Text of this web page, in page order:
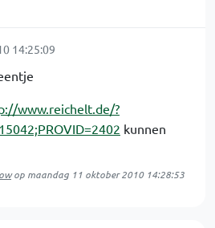
14:25:09
www.reichelt.de/?
kunnen
op maandag 11 oktober 2010 14:28:53